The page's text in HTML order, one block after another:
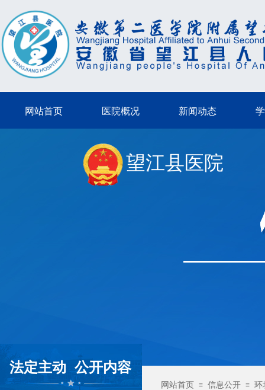
网站首页 医院概况 新闻动态
望江县医院
公开内容
法定主动
网站首页 ≡ 信息公开 ≡ 环